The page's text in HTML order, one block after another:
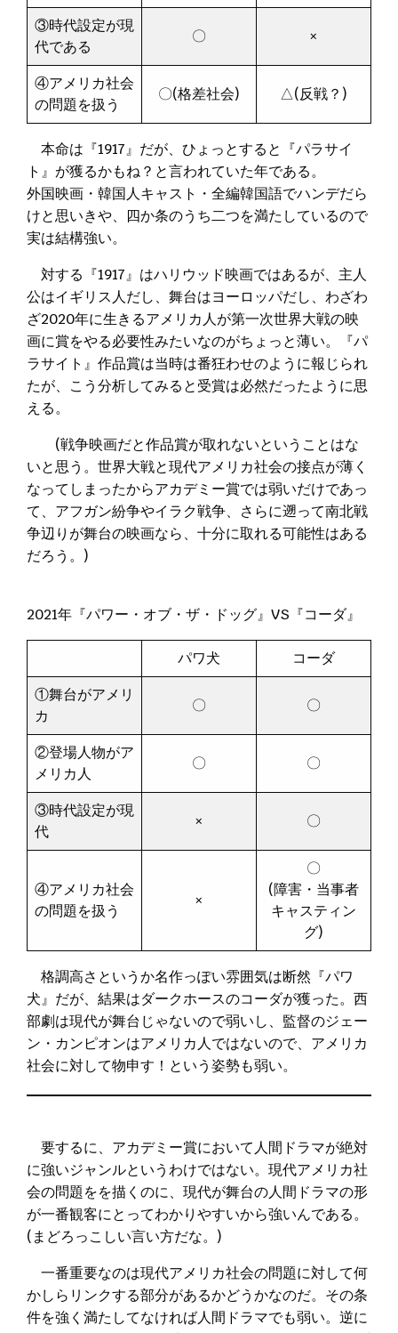
③時代設定が現
代である
〇 ×
④アメリカ社会
の問題を扱う
〇(格差社会) △(反戦？)
本命は『1917』だが、ひょっとすると『パラサイ
ト』が獲るかもね？と言われていた年である。
外国映画・韓国人キャスト・全編韓国語でハンデだら
けと思いきや、四か条のうち二つを満たしているので
実は結構強い。
対する『1917』はハリウッド映画ではあるが、主人
公はイギリス人だし、舞台はヨーロッパだし、わざわ
ざ2020年に生きるアメリカ人が第一次世界大戦の映
画に賞をやる必要性みたいなのがちょっと薄い。『パ
ラサイト』作品賞は当時は番狂わせのように報じられ
たが、こう分析してみると受賞は必然だったように思
える。
(戦争映画だと作品賞が取れないということはな
いと思う。世界大戦と現代アメリカ社会の接点が薄く
なってしまったからアカデミー賞では弱いだけであっ
て、アフガン紛争やイラク戦争、さらに遡って南北戦
争辺りが舞台の映画なら、十分に取れる可能性はある
だろう。)
2021年『パワー・オブ・ザ・ドッグ』VS『コーダ』
パワ犬
コーダ
①舞台がアメリ
カ
〇 〇
②登場人物がア
メリカ人
〇 〇
③時代設定が現
代
× 〇
④アメリカ社会
の問題を扱う
×
〇
(障害・当事者
キャスティン
グ)
格調高さというか名作っぽい雰囲気は断然『パワ
犬』だが、結果はダークホースのコーダが獲った。西
部劇は現代が舞台じゃないので弱いし、監督のジェー
ン・カンピオンはアメリカ人ではないので、アメリカ
社会に対して物申す！という姿勢も弱い。
要するに、アカデミー賞において人間ドラマが絶対
に強いジャンルというわけではない。現代アメリカ社
会の問題をを描くのに、現代が舞台の人間ドラマの形
が一番観客にとってわかりやすいから強いんである。
(まどろっこしい言い方だな。)
一番重要なのは現代アメリカ社会の問題に対して何
かしらリンクする部分があるかどうかなのだ。その条
件を強く満たしてなければ人間ドラマでも弱い。逆に